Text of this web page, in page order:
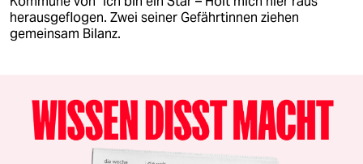
herausgeflogen. Zwei seiner Gefährtinnen ziehen
gemeinsam Bilanz.